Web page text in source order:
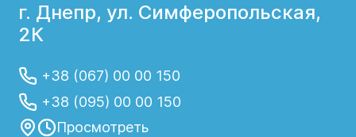
г. Днепр, ул. Симферопольская,
2К
+38 (067) 00 00 150
+38 (095) 00 00 150
Просмотреть